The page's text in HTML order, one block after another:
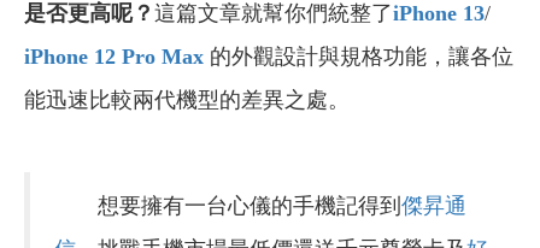
是否更高呢？ 這篇文章就幫你們統整了iPhone 13/
iPhone 12 Pro Max 的外觀設計與規格功能，讓各位
能迅速比較兩代機型的差異之處。
想要擁有一台心儀的手機記得到 傑昇通